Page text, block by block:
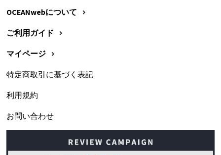
OCEANwebについて
ご利用ガイド
マイページ
特定商取引に基づく表記
利用規約
お問い合わせ